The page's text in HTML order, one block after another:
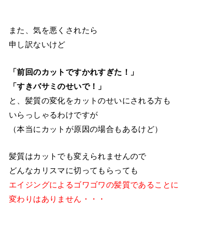
また、気を悪くされたら
申し訳ないけど
「前回のカットですかれすぎた！」
「すきバサミのせいで！」
と、髪質の変化をカットのせいにされる方も
いらっしゃるわけですが
（本当にカットが原因の場合もあるけど）
髪質はカットでも変えられませんので
どんなカリスマに切ってもらっても
エイジングによるゴワゴワの髪質であることに
変わりはありません・・・